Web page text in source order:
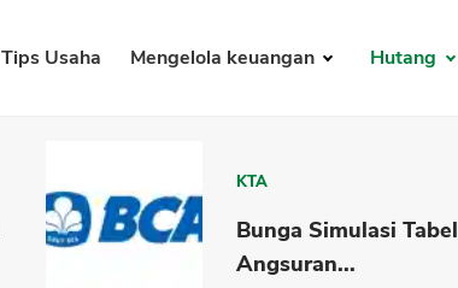
Tips Usaha Mengelola keuangan Hutang
KTA
Bunga Simulasi Tabel
Angsuran...